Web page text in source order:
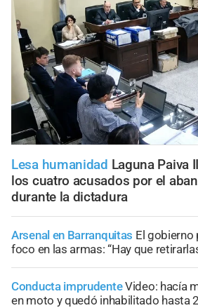
Lesa humanidad Laguna Paiva
los cuatro acusados por el
durante la dictadura
Arsenal en Barranquitas El gobierno
foco en las armas: “Hay que
Conducta imprudenteVideo: hacía
en moto y quedó inhabilitado hasta